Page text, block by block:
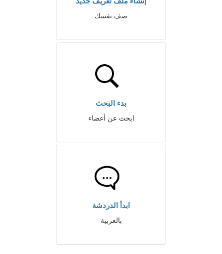
صف نفسك
بدء البحث
ابحث عن أعضاء
ابدأ الدردشة
بالعربية